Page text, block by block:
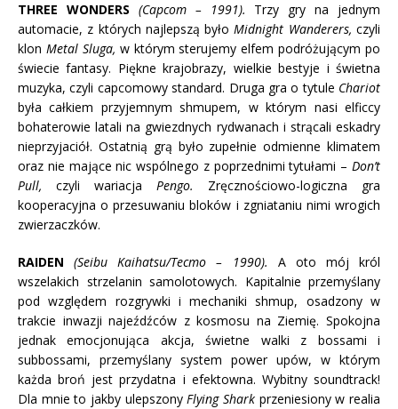
THREE WONDERS (Capcom – 1991). Trzy gry na jednym
automacie, z których najlepszą byłoMidnight Wanderers,czyli
klon Metal Sluga, w którym sterujemy elfem podróżującym po
świecie fantasy. Piękne krajobrazy, wielkie bestyje i świetna
muzyka, czyli capcomowy standard. Druga gra o tytule Chariot
była całkiem przyjemnym shmupem, w którym nasi elficcy
bohaterowie latali na gwiezdnych rydwanach i strącali eskadry
nieprzyjaciół. Ostatnią grą było zupełnie odmienne klimatem
oraz nie mające nic wspólnego z poprzednimi tytułami – Don’t
Pull, czyli wariacja Pengo. Zręcznościowo-logiczna gra
kooperacyjna o przesuwaniu bloków i zgniataniu nimi wrogich
zwierzaczków.
RAIDEN (Seibu Kaihatsu/Tecmo – 1990). A oto mój król
wszelakich strzelanin samolotowych. Kapitalnie przemyślany
pod względem rozgrywki i mechaniki shmup, osadzony w
trakcie inwazji najeźdźców z kosmosu na Ziemię. Spokojna
jednak emocjonująca akcja, świetne walki z bossami i
subbossami, przemyślany system power upów, w którym
każda broń jest przydatna i efektowna. Wybitny soundtrack!
Dla mnie to jakby ulepszonyFlying Shark przeniesiony w realia